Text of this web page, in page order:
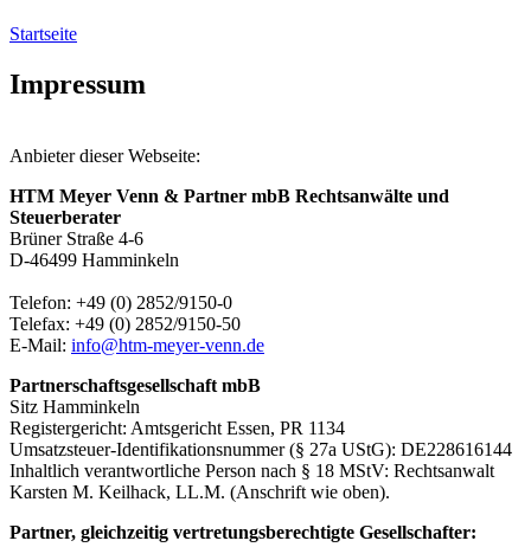
Startseite
Impressum
Anbieter dieser Webseite:
HTM Meyer Venn & Partner mbB Rechtsanwälte und
Steuerberater
Brüner Straße 4-6
D-46499 Hamminkeln
Telefon: +49 (0) 2852/9150-0
Telefax: +49 (0) 2852/9150-50
E-Mail: info@htm-meyer-venn.de
Partnerschaftsgesellschaft mbB
Sitz Hamminkeln
Registergericht: Amtsgericht Essen, PR 1134
Umsatzsteuer-Identifikationsnummer (§ 27a UStG): DE228616144
Inhaltlich verantwortliche Person nach § 18 MStV: Rechtsanwalt
Karsten M. Keilhack, LL.M. (Anschrift wie oben).
Partner, gleichzeitig vertretungsberechtigte Gesellschafter: